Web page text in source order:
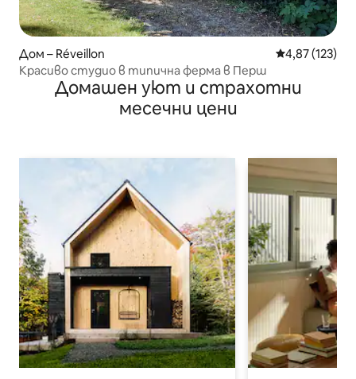
Дом – Réveillon Средна
4,87 (123)
Красиво студио в типична ферма в Перш
Домашен уют и страхотни
месечни цени